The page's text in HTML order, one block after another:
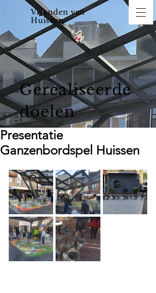
Vrienden van
Huissen
Gerealiseerde
doelen
Presentatie
Ganzenbordspel Huissen